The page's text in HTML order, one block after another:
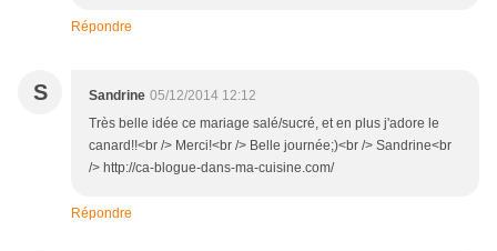
Répondre
S Sandrine 05/12/2014 12:12
Très belle idée ce mariage salé/sucré, et en plus j'adore le
canard!!<br /> Merci!<br /> Belle journée;)<br /> Sandrine<br
/> http://ca-blogue-dans-ma-cuisine.com/
Répondre